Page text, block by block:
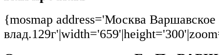
{mosmap address='Москва